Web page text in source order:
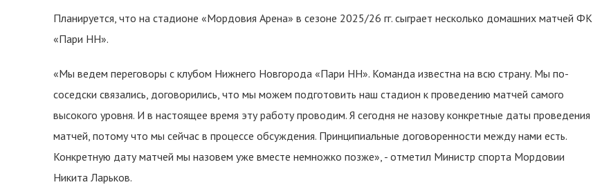
Планируется, что на стадионе «Мордовия Арена» в сезоне 2025/26 гг. сыграет несколько домашних матчей ФК
«Пари НН».
«Мы ведем переговоры с клубом Нижнего Новгорода «Пари НН». Команда известна на всю страну. Мы по-
соседски связались, договорились, что мы можем подготовить наш стадион к проведению матчей самого
высокого уровня. И в настоящее время эту работу проводим. Я сегодня не назову конкретные даты проведения
матчей, потому что мы сейчас в процессе обсуждения. Принципиальные договоренности между нами есть.
Конкретную дату матчей мы назовем уже вместе немножко позже», - отметил Министр спорта Мордовии
Никита Ларьков.